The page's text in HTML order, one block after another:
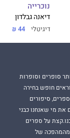
נוכרייה
דיאנה גבלדון
דיגיטלי 44 ₪
סופרים וסופרות
חופש בחירה
סיפורים
את מי שאנחנו כבני
על ספרים
מהמהפכה של